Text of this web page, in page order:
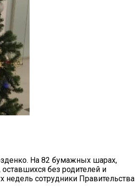
На 82 бумажных шарах,
без родителей и
сотрудники Правительства